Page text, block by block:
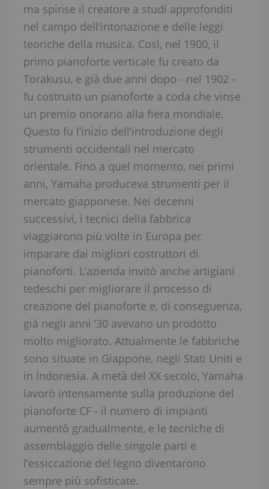
ma spinse il creatore a studi approfonditi
nel campo dell’intonazione e delle leggi
teoriche della musica. Così, nel 1900, il
primo pianoforte verticale fu creato da
Torakusu, e già due anni dopo - nel 1902 -
fu costruito un pianoforte a coda che vinse
un premio onorario alla fiera mondiale.
Questo fu l’inizio dell’introduzione degli
strumenti occidentali nel mercato
orientale. Fino a quel momento, nei primi
anni, Yamaha produceva strumenti per il
mercato giapponese. Nei decenni
successivi, i tecnici della fabbrica
viaggiarono più volte in Europa per
imparare dai migliori costruttori di
pianoforti. L’azienda invitò anche artigiani
tedeschi per migliorare il processo di
creazione del pianoforte e, di conseguenza,
già negli anni ’30 avevano un prodotto
molto migliorato. Attualmente le fabbriche
sono situate in Giappone, negli Stati Uniti e
in Indonesia. A metà del XX secolo, Yamaha
lavorò intensamente sulla produzione del
pianoforte CF - il numero di impianti
aumentò gradualmente, e le tecniche di
assemblaggio delle singole parti e
l’essiccazione del legno diventarono
sempre più sofisticate.